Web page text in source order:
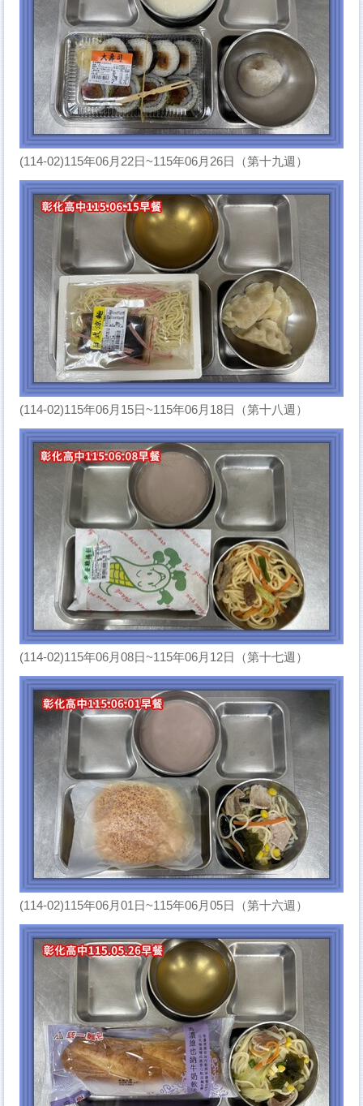
(114-02)115年06月22日~115年06月26日（第十九週）
(114-02)115年06月15日~115年06月18日（第十八週）
(114-02)115年06月08日~115年06月12日（第十七週）
(114-02)115年06月01日~115年06月05日（第十六週）